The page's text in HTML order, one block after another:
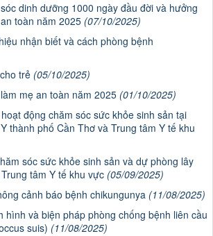
dinh dưỡng 1000 ngày đầu đời và hưởng
toàn năm 2025 (07/10/2025)
nhận biết và cách phòng bệnh
trẻ (05/10/2025)
mẹ an toàn năm 2025 (01/10/2025)
động chăm sóc sức khỏe sinh sản tại
thành phố Cần Thơ và Trung tâm Y tế khu
sóc sức khỏe sinh sản và dự phòng lây
tâm Y tế khu vực (05/09/2025)
cảnh báo bệnh chikungunya (11/08/2025)
hình và biện pháp phòng chống bệnh liên cầu
suis) (11/08/2025)